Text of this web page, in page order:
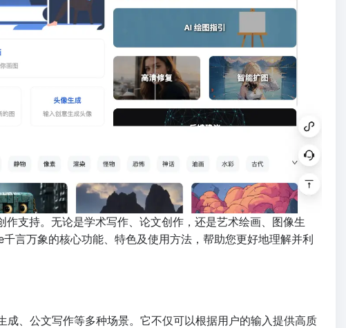
支持。无论是学术写作、论文创作，还是艺术绘画、图像生
言万象的核心功能、特色及使用方法，帮助您更好地理解并利
、公文写作等多种场景。它不仅可以根据用户的输入提供高质